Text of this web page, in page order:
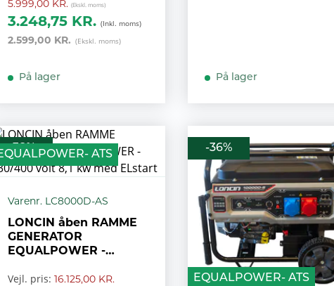
3.248,75 KR.
2.599,00 KR.
5.999,00 KR.
På lager På lager
-38%
ATS
Varenr. LC8000D-AS
LONCIN åben RAMME
GENERATOR
EQUALPOWER -
med ELstart
Vejl. pris: 16.125,00 KR.
-36%
EQUALPOWER- ATS